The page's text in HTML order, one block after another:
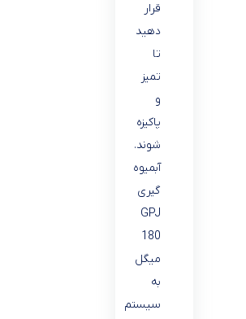
قرار
دهید
تا
تمیز
و
پاکیزه
شوند.
آبمیوه
گیری
GPJ
180
میگل
به
سیستم